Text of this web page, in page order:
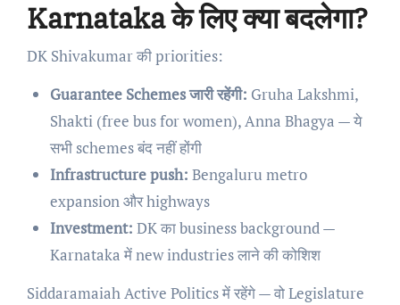
Karnataka के लिए क्या बदलेगा?
DK Shivakumar की priorities:
Guarantee Schemes जारी रहेंगी: Gruha Lakshmi,
Shakti (free bus for women), Anna Bhagya — ये
सभी schemes बंद नहीं होंगी
Infrastructure push: Bengaluru metro
expansion और highways
Investment: DK का business background —
Karnataka में new industries लाने की कोशिश
Siddaramaiah Active Politics में रहेंगे — वो Legislature